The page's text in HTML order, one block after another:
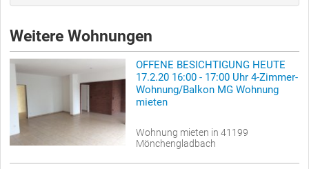
Weitere Wohnungen
OFFENE BESICHTIGUNG HEUTE
17.2.20 16:00 - 17:00 Uhr 4-Zimmer-
Wohnung/Balkon MG Wohnung
mieten
Wohnung mieten in 41199
Mönchengladbach